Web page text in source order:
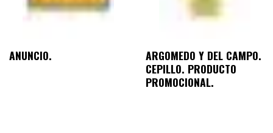
ANUNCIO.
ARGOMEDO Y DEL CAMPO.
CEPILLO. PRODUCTO
PROMOCIONAL.